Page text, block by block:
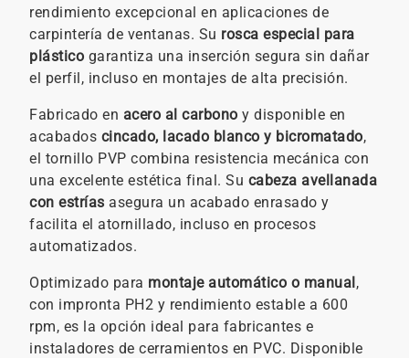
rendimiento excepcional en aplicaciones de
carpintería de ventanas. Su rosca especial para
plástico garantiza una inserción segura sin dañar
el perfil, incluso en montajes de alta precisión.
Fabricado en acero al carbono y disponible en
acabados cincado, lacado blanco y bicromatado,
el tornillo PVP combina resistencia mecánica con
una excelente estética final. Su cabeza avellanada
con estrías asegura un acabado enrasado y
facilita el atornillado, incluso en procesos
automatizados.
Optimizado para montaje automático o manual,
con impronta PH2 y rendimiento estable a 600
rpm, es la opción ideal para fabricantes e
instaladores de cerramientos en PVC. Disponible